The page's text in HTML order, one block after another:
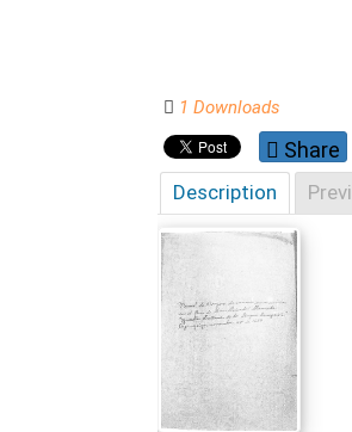
1 Downloads
Share
Description